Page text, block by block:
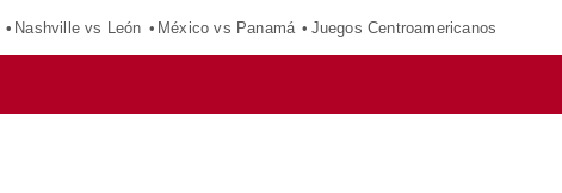
Nashville vs León México vs Panamá Juegos Centroamericanos